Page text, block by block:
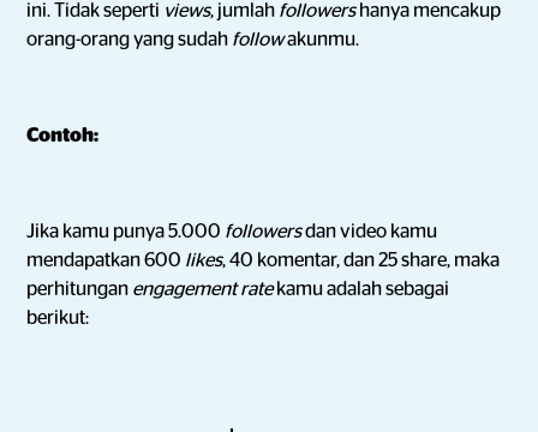
ini. Tidak seperti views, jumlah followers hanya mencakup
orang-orang yang sudah followakunmu.
Contoh:
Jika kamu punya 5.000 followersdan video kamu
mendapatkan 600 likes, 40 komentar, dan 25 share, maka
perhitungan engagement ratekamu adalah sebagai
berikut: